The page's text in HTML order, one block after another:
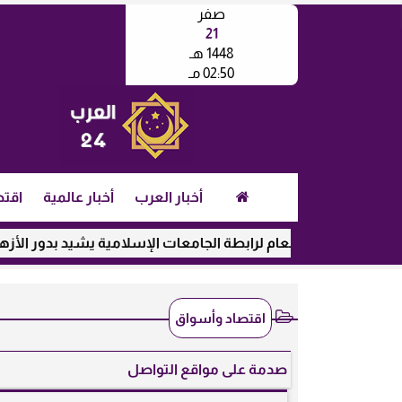
صفر
21
1448 هـ
02:50 مـ
أخبار العرب أخبار عالمية
العام لرابطة الجامعات الإسلامية يشيد بدور الأزهر في رعاية
اقتصاد وأسواق
صدمة على مواقع التواصل